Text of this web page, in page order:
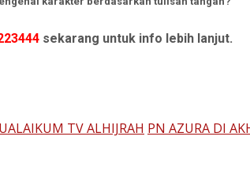
sekarang untuk info lebih lanjut.
TV ALHIJRAH PN AZURA DI